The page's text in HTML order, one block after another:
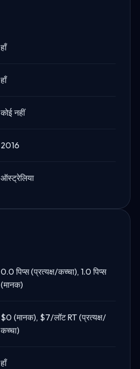
हाँ
हाँ
कोई नहीं
2016
ऑस्ट्रेलिया
0.0 पिप्स (प्रत्यक्ष/कच्चा), 1.0 पिप्स
(मानक)
$0 (मानक), $7/लॉट RT (प्रत्यक्ष/
कच्चा)
हाँ